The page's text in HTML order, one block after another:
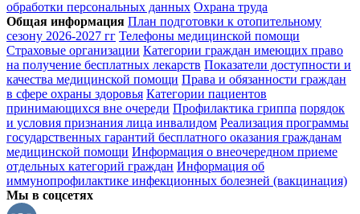
обработки персональных данных Охрана труда
Общая информация План подготовки к отопительному
сезону 2026-2027 гг Телефоны медицинской помощи
Страховые организации Категории граждан имеющих право
на получение бесплатных лекарств Показатели доступности и
качества медицинской помощи Права и обязанности граждан
в сфере охраны здоровья Категории пациентов
принимающихся вне очереди Профилактика гриппа порядок
и условия признания лица инвалидом Реализация программы
государственных гарантий бесплатного оказания гражданам
медицинской помощи Информация о внеочередном приеме
отдельных категорий граждан Информация об
иммунопрофилактике инфекционных болезней (вакцинация)
Мы в соцсетях